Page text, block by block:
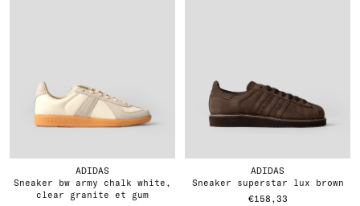
ADIDAS
sneaker bw army chalk white,
clear granite et gum
ADIDAS
sneaker superstar lux brown
€158,33